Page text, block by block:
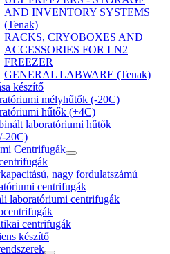
AND INVENTORY SYSTEMS
(Tenak)
RACKS, CRYOBOXES AND
ACCESSORIES FOR LN2
FREEZER
GENERAL LABWARE (Tenak)
készítő
mélyhűtők (-20C)
hűtők (+4C)
laboratóriumi hűtők
20C)
Centrifugák
nagy fordulatszámú
centrifugák
laboratóriumi centrifugák
centrifugák
készítő